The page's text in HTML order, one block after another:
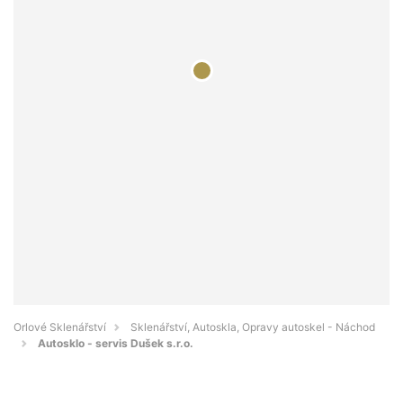
Orlové Sklenářství
Sklenářství, Autoskla, Opravy autoskel - Náchod
Autosklo - servis Dušek s.r.o.